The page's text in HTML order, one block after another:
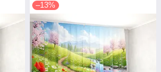
–13%